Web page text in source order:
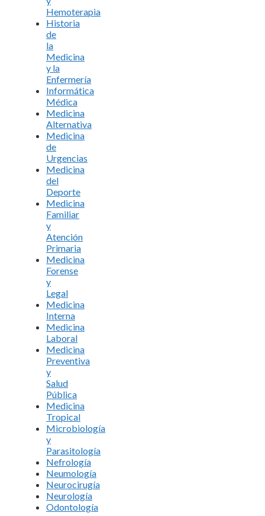
Hemoterapia
Historia
de
la
Medicina
y la
Enfermería
Informática
Médica
Medicina
Alternativa
Medicina
de
Urgencias
Medicina
del
Deporte
Medicina
Familiar
y
Atención
Primaria
Medicina
Forense
y
Legal
Medicina
Interna
Medicina
Laboral
Medicina
Preventiva
y
Salud
Pública
Medicina
Tropical
Microbiología
y
Parasitología
Nefrología
Neumología
Neurocirugía
Neurología
Odontología